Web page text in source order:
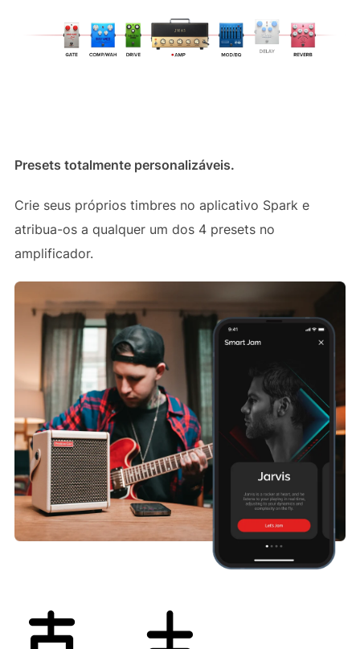
Presets totalmente personalizáveis.
Crie seus próprios timbres no aplicativo Spark e
atribua-os a qualquer um dos 4 presets no
amplificador.